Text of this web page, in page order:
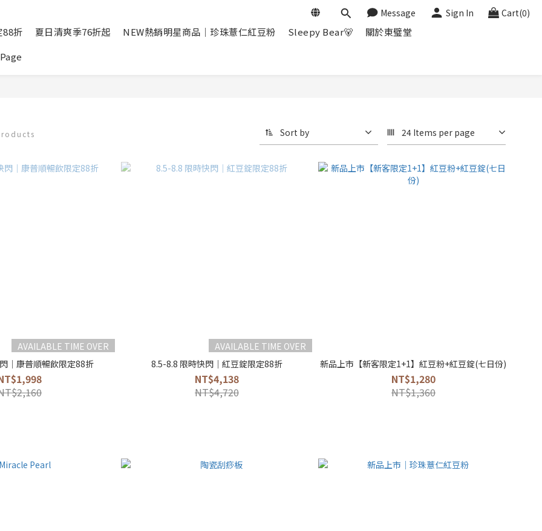
Message Sign In Cart(0)
88折 夏日清爽季76折起 NEW熱銷明星商品｜珍珠薏仁紅豆粉 Sleepy Bear🐻
關於東璧堂
Sort by 24 Items per page
AVAILABLE TIME OVER
｜康普順暢飲限定88折
AVAILABLE TIME OVER
8.5-8.8 限時快閃｜紅豆錠限定88折
NT$4,138
NT$4,720
新品上市【新客限定1+1】紅豆粉+紅豆錠(七日份)
NT$1,280
NT$1,360